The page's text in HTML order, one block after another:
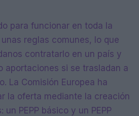
para funcionar en toda la
reglas comunes, lo que
contratarlo en un país y
aportaciones si se trasladan a
La Comisión Europea ha
la oferta mediante la creación
PEPP básico y un PEPP